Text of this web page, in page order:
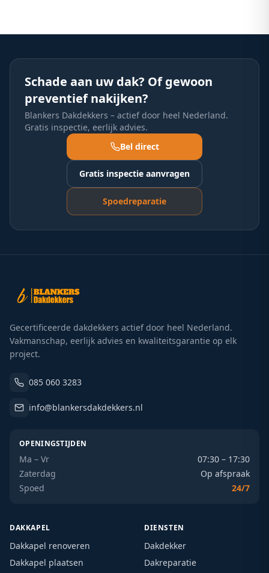
Schade aan uw dak? Of gewoon
preventief nakijken?
Blankers Dakdekkers – actief door heel Nederland.
Gratis inspectie, eerlijk advies.
Bel direct
Gratis inspectie aanvragen
Spoedreparatie
Gecertificeerde dakdekkers actief door heel Nederland.
Vakmanschap, eerlijk advies en kwaliteitsgarantie op elk
project.
085 060 3283
info@blankersdakdekkers.nl
OPENINGSTIJDEN
Ma – Vr
07:30 – 17:30
Zaterdag
Op afspraak
Spoed
24/7
DAKKAPEL
Dakkapel renoveren
Dakkapel plaatsen
DIENSTEN
Dakdekker
Dakreparatie